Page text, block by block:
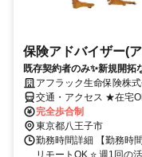
保険アドバイザー(
既存契約者のみ✨新規開
アフラック生命保険株
交通・アクセス ★在宅
宿」への出社あり
完全歩合制
東京都八王子市
勤務時間詳細 【勤務時